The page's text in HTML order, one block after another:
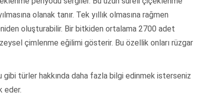
olanak tanır. Tek yıllık olmasına rağmen
oluşturabilir. Bir bitkiden ortalama 2700 adet
çimlenme eğilimi gösterir. Bu özellik onları rüzgar
türler hakkında daha fazla bilgi edinmek isterseniz
eder.